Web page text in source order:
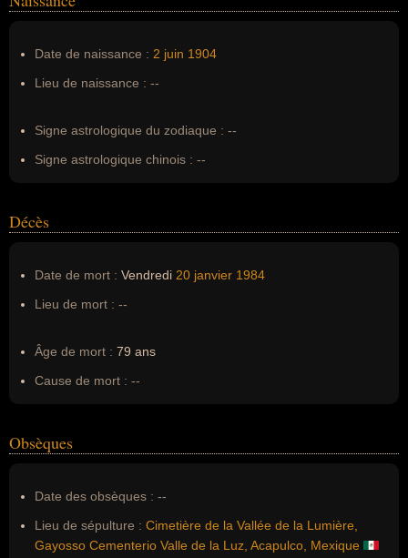
Nom de famille :Weissmuller
wessmuller, weismuller, johnny wesmuller, jhonny
weissmuller, Johnny WEISMULER
Date de naissance : 2 juin 1904
Lieu de naissance : --
Signe astrologique du zodiaque : --
Signe astrologique chinois : --
Décès
Date de mort : Vendredi 20 janvier 1984
Lieu de mort : --
Âge de mort : 79 ans
Cause de mort : --
Obsèques
Date des obsèques : --
Lieu de sépulture : Cimetière de la Vallée de la Lumière,
Gayosso Cementerio Valle de la Luz, Acapulco, Mexique